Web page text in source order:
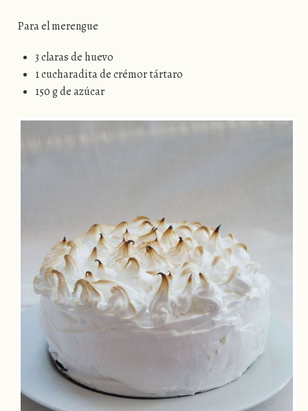
Para el merengue
3 claras de huevo
1 cucharadita de crémor tártaro
150 g de azúcar